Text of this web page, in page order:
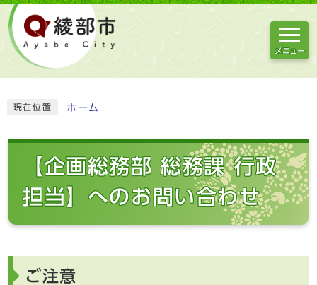
メニュー
現在位置 ホーム
【企画総務部 総務課 行政
担当】へのお問い合わせ
ご注意